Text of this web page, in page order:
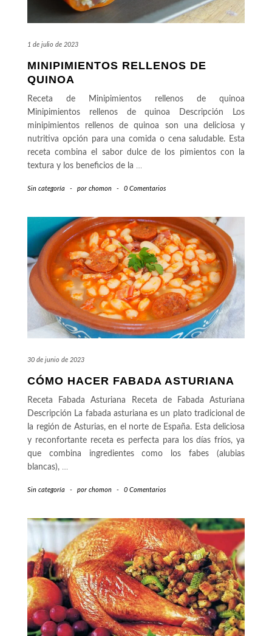
1 de julio de 2023
MINIPIMIENTOS RELLENOS DE
QUINOA
Receta de Minipimientos rellenos de quinoa
Minipimientos rellenos de quinoa Descripción Los
minipimientos rellenos de quinoa son una deliciosa y
nutritiva opción para una comida o cena saludable. Esta
receta combina el sabor dulce de los pimientos con la
textura y los beneficios de la …
Sin categoría - por chomon - 0 Comentarios
30 de junio de 2023
CÓMO HACER FABADA ASTURIANA
Receta Fabada Asturiana Receta de Fabada Asturiana
Descripción La fabada asturiana es un plato tradicional de
la región de Asturias, en el norte de España. Esta deliciosa
y reconfortante receta es perfecta para los días fríos, ya
que combina ingredientes como los fabes (alubias
blancas), …
Sin categoría - por chomon - 0 Comentarios